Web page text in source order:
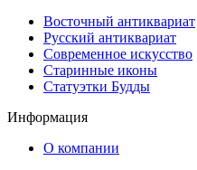
Восточный антиквариат
Русский антиквариат
Современное искусство
Старинные иконы
Статуэтки Будды
Информация
О компании